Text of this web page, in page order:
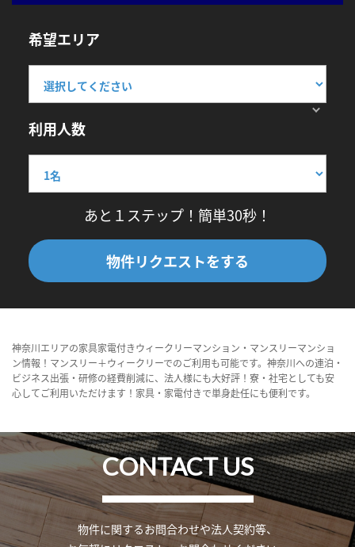
希望エリア
利用人数
あと１ステップ！簡単30秒！
物件リクエストをする
神奈川エリアの家具家電付きウィークリーマンション・マンスリーマンショ
ン情報！マンスリー＋ウィークリーでのご利用も可能です。神奈川への連泊・
ビジネス出張・研修の経費削減に、法人様にも大好評！寮・社宅としても安
心してご利用いただけます！家具・家電付きで単身赴任にも便利です。
CONTACT US
物件に関するお問合わせや法人契約等、